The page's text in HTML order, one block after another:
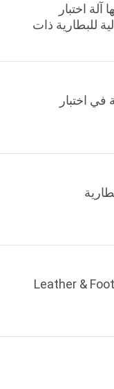
آلة اختبار
للبطارية ذات
في اختبار
Leather &